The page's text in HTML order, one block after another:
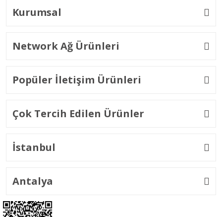
Kurumsal
Network Ağ Ürünleri
Popüler İletişim Ürünleri
Çok Tercih Edilen Ürünler
İstanbul
Antalya